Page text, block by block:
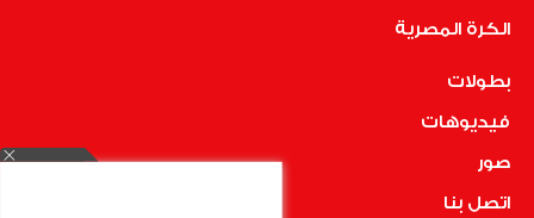
الكرة المصرية
بطولات
فيديوهات
صور
اتصل بنا